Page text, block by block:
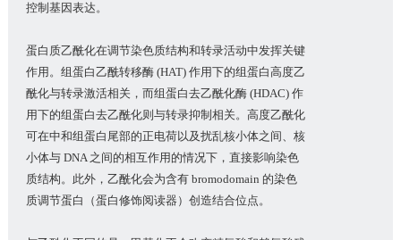
控制基因表达。
蛋白质乙酰化在调节染色质结构和转录活动中发挥关键
作用。组蛋白乙酰转移酶 (HAT) 作用下的组蛋白高度乙
酰化与转录激活相关，而组蛋白去乙酰化酶 (HDAC) 作
用下的组蛋白去乙酰化则与转录抑制相关。高度乙酰化
可在中和组蛋白尾部的正电荷以及扰乱核小体之间、核
小体与 DNA 之间的相互作用的情况下，直接影响染色
质结构。此外，乙酰化会为含有 bromodomain 的染色
质调节蛋白（蛋白修饰阅读器）创造结合位点。